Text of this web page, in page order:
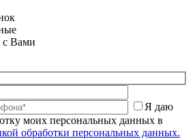
с Вами
Я даю
моих персональных данных в
обработки персональных данных.